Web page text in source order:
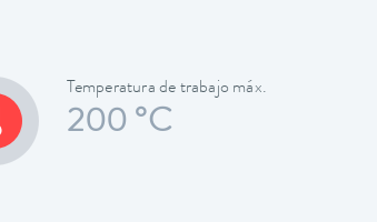
Temperatura de trabajo máx.
200 °C